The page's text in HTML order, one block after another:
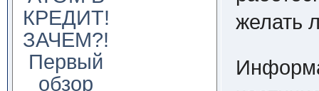
КРЕДИТ!
ЗАЧЕМ?!
Первый
обзор
желать